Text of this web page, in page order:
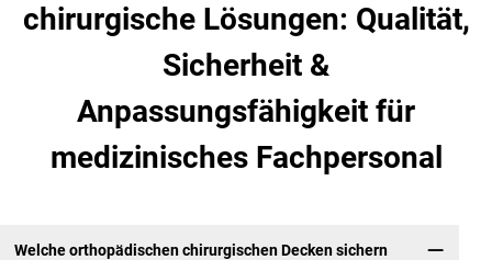
chirurgische Lösungen: Qualität,
Sicherheit &
Anpassungsfähigkeit für
medizinisches Fachpersonal
Welche orthopädischen chirurgischen Decken sichern